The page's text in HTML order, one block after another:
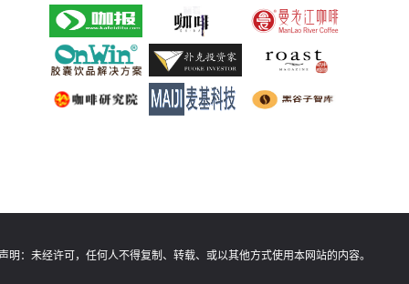
明： 未经许可，任何人不得复制、转载、或以其他方式使用本网站的内容。